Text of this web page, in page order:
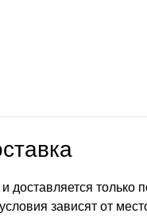
и доставляется
зависят от